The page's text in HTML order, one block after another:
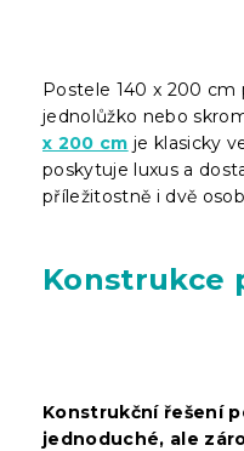
Postele 140 x 200 cm
jednolůžko nebo
x 200 cm je klasicky
poskytuje luxus a
příležitostně i dvě
Konstrukce
Konstrukční řešení
jednoduché, ale